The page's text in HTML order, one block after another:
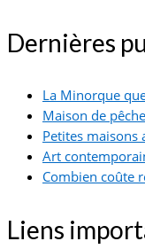
Dernières
La Minorque
Maison de
Petites maisons
Art
Combien coûte
Liens